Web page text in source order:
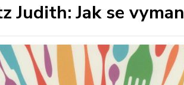
Judith: Jak se